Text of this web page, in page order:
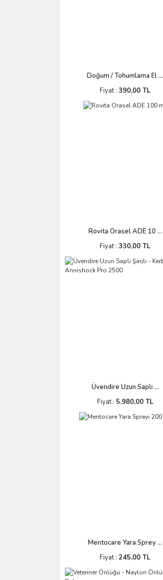
Doğum / Tohumlama El ...
Fiyat : 390,00 TL
Rovita Orasel ADE 10 ...
Fiyat : 330,00 TL
Üvendire Uzun Saplı ...
Fiyat : 5.980,00 TL
Mentocare Yara Sprey ...
Fiyat : 245,00 TL